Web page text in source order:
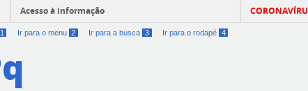
Acesso à informação
1 Ir para o menu 2 Ir para a busca 3 Ir para o rodapé 4